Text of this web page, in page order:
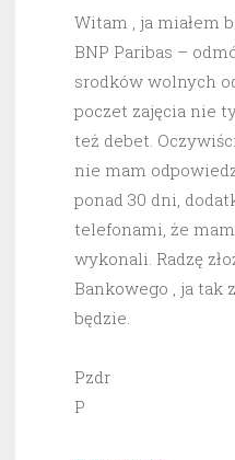
Witam , ja miałem
BNP Paribas –
srodków wolnych
poczet zajęcia nie
też debet.
nie mam
ponad 30 dni,
telefonami, że
wykonali. Radzę
Bankowego , ja tak
będzie.
Pzdr
P